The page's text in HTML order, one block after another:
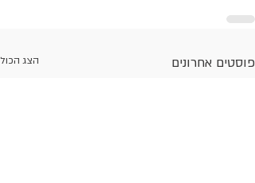
פוסטים אחרונים הצג הכול